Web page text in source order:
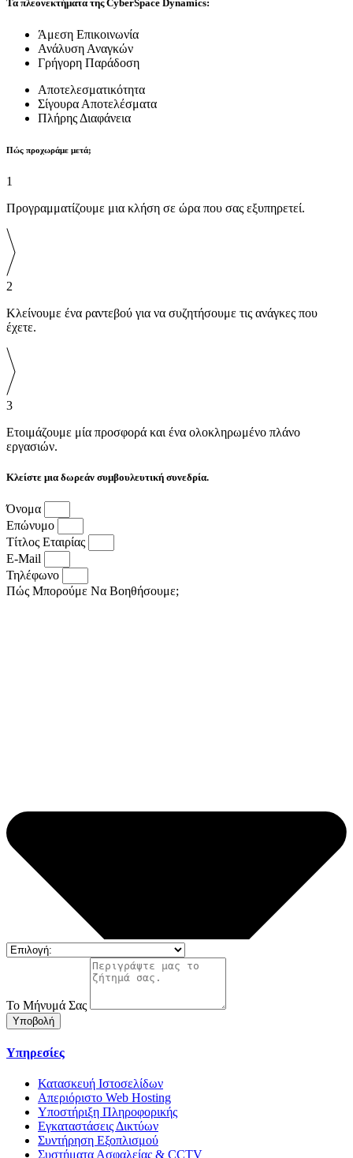
Τα πλεονεκτήματα της CyberSpace Dynamics:
Άμεση Επικοινωνία
Ανάλυση Αναγκών
Γρήγορη Παράδοση
Αποτελεσματικότητα
Σίγουρα Αποτελέσματα
Πλήρης Διαφάνεια
Πώς προχωράμε μετά;
1
Προγραμματίζουμε μια κλήση σε ώρα που σας εξυπηρετεί.
2
Κλείνουμε ένα ραντεβού για να συζητήσουμε τις ανάγκες που
έχετε.
3
Ετοιμάζουμε μία προσφορά και ένα ολοκληρωμένο πλάνο
εργασιών.
Κλείστε μια δωρεάν συμβουλευτική συνεδρία.
Όνομα
Επώνυμο
Τίτλος Εταιρίας
E-Mail
Τηλέφωνο
Πώς Μπορούμε Να Βοηθήσουμε;
Το Μήνυμά Σας
Υποβολή
Υπηρεσίες
Κατασκευή Ιστοσελίδων
Απεριόριστο Web Hosting
Υποστήριξη Πληροφορικής
Εγκαταστάσεις Δικτύων
Συντήρηση Εξοπλισμού
Συστήματα Ασφαλείας & CCTV